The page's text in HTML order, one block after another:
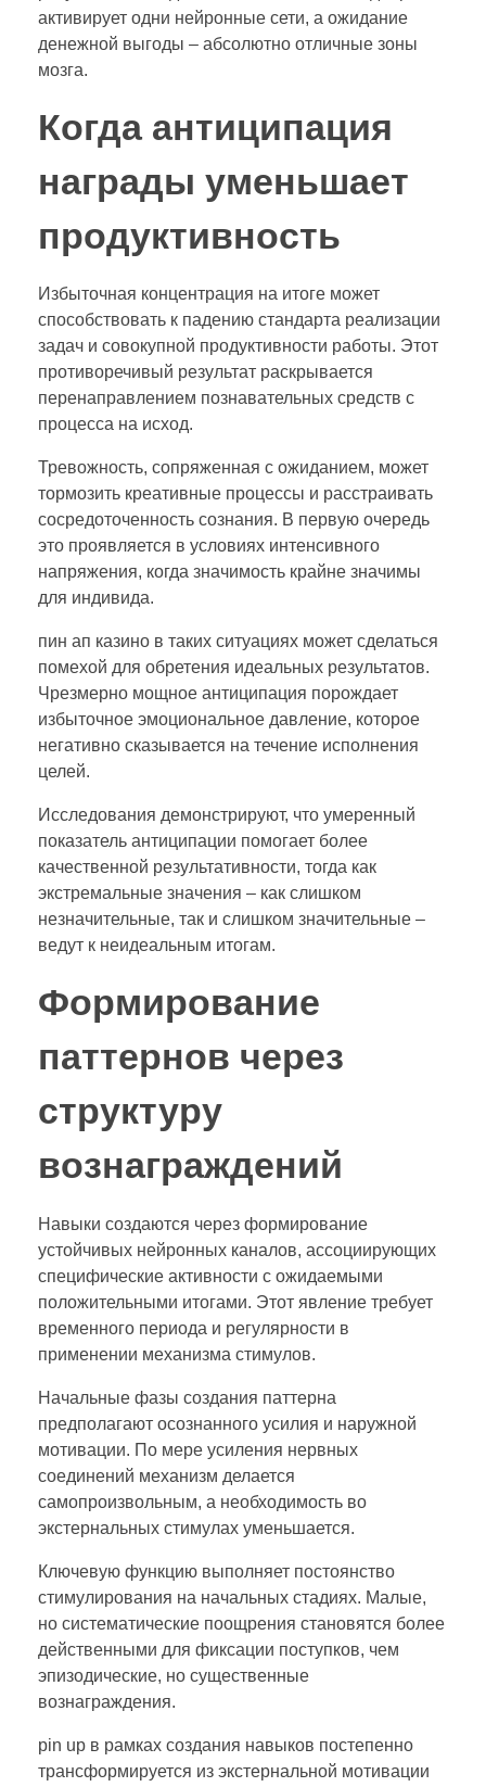
активирует одни нейронные сети, а ожидание
денежной выгоды – абсолютно отличные зоны
мозга.
Когда антиципация
награды уменьшает
продуктивность
Избыточная концентрация на итоге может
способствовать к падению стандарта реализации
задач и совокупной продуктивности работы. Этот
противоречивый результат раскрывается
перенаправлением познавательных средств с
процесса на исход.
Тревожность, сопряженная с ожиданием, может
тормозить креативные процессы и расстраивать
сосредоточенность сознания. В первую очередь
это проявляется в условиях интенсивного
напряжения, когда значимость крайне значимы
для индивида.
пин ап казино в таких ситуациях может сделаться
помехой для обретения идеальных результатов.
Чрезмерно мощное антиципация порождает
избыточное эмоциональное давление, которое
негативно сказывается на течение исполнения
целей.
Исследования демонстрируют, что умеренный
показатель антиципации помогает более
качественной результативности, тогда как
экстремальные значения – как слишком
незначительные, так и слишком значительные –
ведут к неидеальным итогам.
Формирование
паттернов через
структуру
вознаграждений
Навыки создаются через формирование
устойчивых нейронных каналов, ассоциирующих
специфические активности с ожидаемыми
положительными итогами. Этот явление требует
временного периода и регулярности в
применении механизма стимулов.
Начальные фазы создания паттерна
предполагают осознанного усилия и наружной
мотивации. По мере усиления нервных
соединений механизм делается
самопроизвольным, а необходимость во
экстернальных стимулах уменьшается.
Ключевую функцию выполняет постоянство
стимулирования на начальных стадиях. Малые,
но систематические поощрения становятся более
действенными для фиксации поступков, чем
эпизодические, но существенные
вознаграждения.
pin up в рамках создания навыков постепенно
трансформируется из экстернальной мотивации